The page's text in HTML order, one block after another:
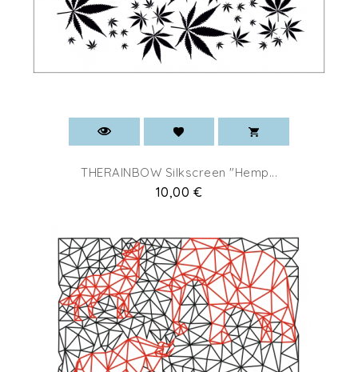
THERAINBOW Silkscreen "Hemp...
Prix
10,00 €